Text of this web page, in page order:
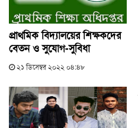
প্রাথমিক বিদ্যালয়ের শিক্ষকদের
বেতন ও সুযোগ-সুবিধা
২১ ডিসেম্বর ২০২২ ০৪:৪৮